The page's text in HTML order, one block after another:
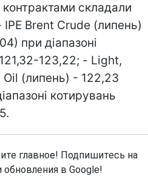
складали
Brent Crude (липень)
при діапазоні
123,22; - Light,
Oil (липень) - 122,23
котирувань
главное! Подпишитесь на
обновления в Google!